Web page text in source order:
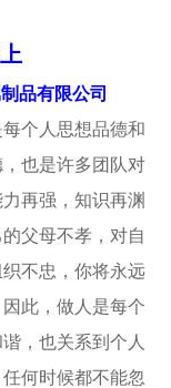
品有限公司
个人思想品德和
也是许多团队对
再强，知识再渊
的父母不孝，对自
织不忠，你将永远
此，做人是每个
，也关系到个人
何时候都不能忽